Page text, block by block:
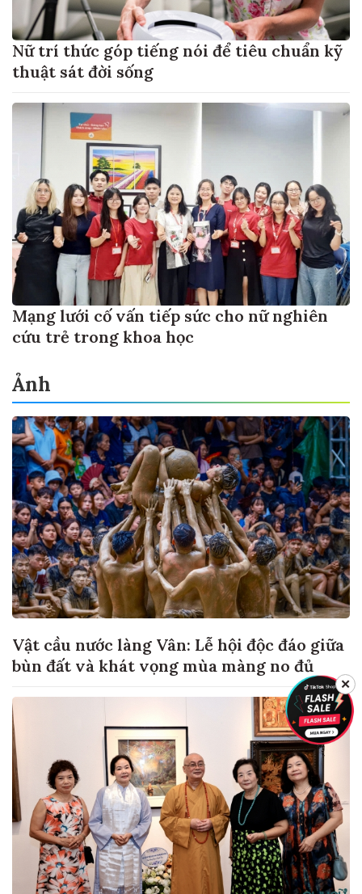
Nữ trí thức góp tiếng nói để tiêu chuẩn kỹ
thuật sát đời sống
Mạng lưới cố vấn tiếp sức cho nữ nghiên
cứu trẻ trong khoa học
Ảnh
Vật cầu nước làng Vân: Lễ hội độc đáo giữa
bùn đất và khát vọng mùa màng no đủ
✕